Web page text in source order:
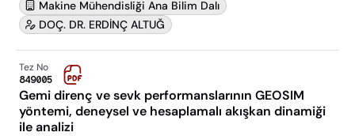
Makine Mühendisliği Ana Bilim Dalı
DOÇ. DR. ERDİNÇ ALTUĞ
Tez No
849005
Gemi direnç ve sevk performanslarının GEOSIM
yöntemi, deneysel ve hesaplamalı akışkan dinamiği
ile analizi